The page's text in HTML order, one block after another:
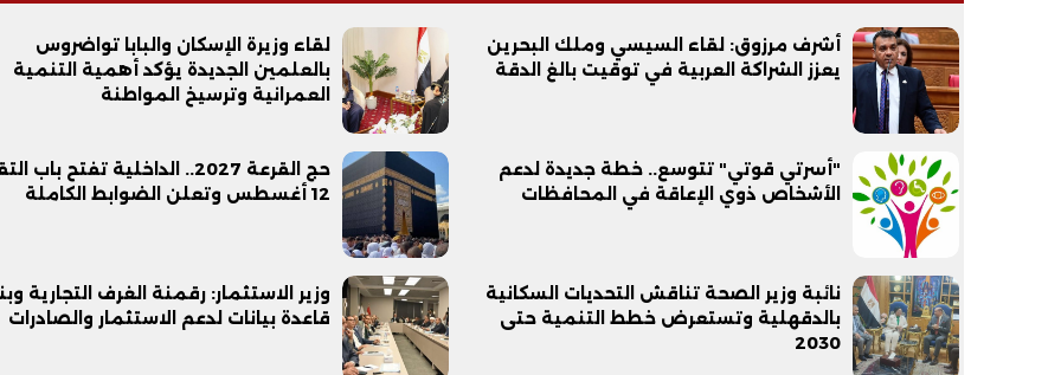
أشرف مرزوق: لقاء السيسي وملك البحرين
يعزز الشراكة العربية في توقيت بالغ الدقة
لقاء وزيرة الإسكان والبابا تواضروس
بالعلمين الجديدة يؤكد أهمية التنمية
العمرانية وترسيخ المواطنة
"أسرتي قوتي" تتوسع.. خطة جديدة لدعم
الأشخاص ذوي الإعاقة في المحافظات
حج القرعة 2027.. الداخلية تفتح باب
12 أغسطس وتعلن الضوابط الكاملة
نائبة وزير الصحة تناقش التحديات السكانية
بالدقهلية وتستعرض خطط التنمية حتى
2030
وزير الاستثمار: رقمنة الغرف التجارية
قاعدة بيانات لدعم الاستثمار والصادرات